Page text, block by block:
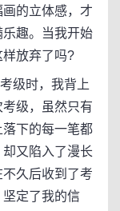
的立体感，才
趣。当我开始
放弃了吗?
级时，我背上
级，虽然只有
下的每一笔都
又陷入了漫长
久后收到了考
定了我的信